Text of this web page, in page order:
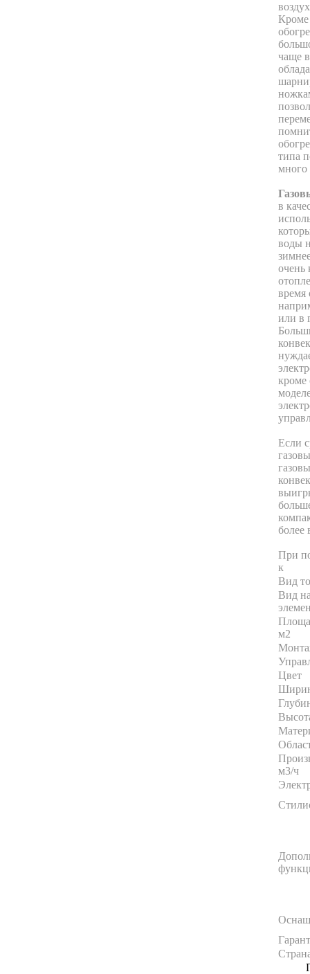
Кроме
чаще
типа
много
в
воды
очень
время
или в
кроме
Если
более
При
к
Вид
Вид
м2
Цвет
м3/ч